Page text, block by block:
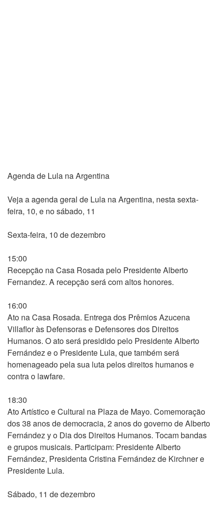
Agenda de Lula na Argentina
Veja a agenda geral de Lula na Argentina, nesta sexta-
feira, 10, e no sábado, 11
Sexta-feira, 10 de dezembro
15:00
Recepção na Casa Rosada pelo Presidente Alberto
Fernandez. A recepção será com altos honores.
16:00
Ato na Casa Rosada. Entrega dos Prêmios Azucena
Villaflor às Defensoras e Defensores dos Direitos
Humanos. O ato será presidido pelo Presidente Alberto
Fernández e o Presidente Lula, que também será
homenageado pela sua luta pelos direitos humanos e
contra o lawfare.
18:30
Ato Artístico e Cultural na Plaza de Mayo. Comemoração
dos 38 anos de democracia, 2 anos do governo de Alberto
Fernández y o Dia dos Direitos Humanos. Tocam bandas
e grupos musicais. Participam: Presidente Alberto
Fernández, Presidenta Cristina Fernández de Kirchner e
Presidente Lula.
Sábado, 11 de dezembro